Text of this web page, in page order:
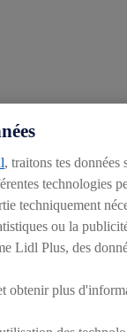
, traitons tes données
technologies
techniquement
ou la
Lidl Plus, des
obtenir plus